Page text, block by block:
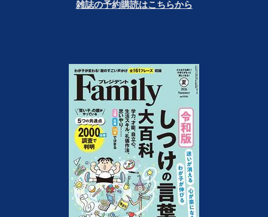
雑誌の予約購読はこちらから